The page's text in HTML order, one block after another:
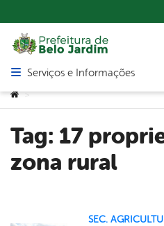
Abrir menu principal de
Serviços e Informações
Você está aqui:
>
Tag: 17
zona rural
SEC.